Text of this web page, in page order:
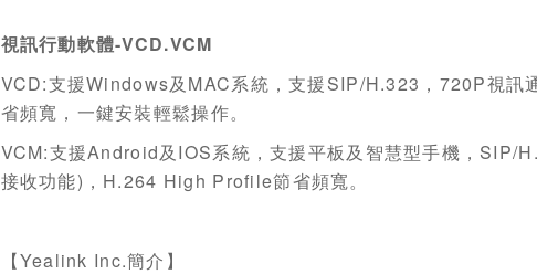
視訊行動軟體-VCD.VCM
VCD:支援Windows及 MAC系統，支援SIP/H.323 ， 720P視訊
省頻寬，一鍵安裝輕鬆操作。
VCM:支援Android及 IOS系統，支援平板及智慧型手機， SIP/
接收功能) ， H.264 High Profile節省頻寬。
【Yealink Inc.簡介】